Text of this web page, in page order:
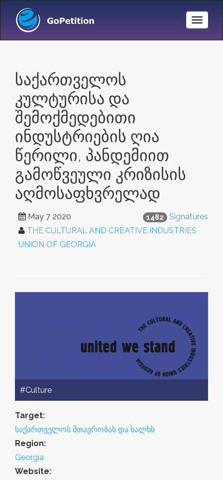
Toggle
საქართველოს
კულტურისა და
შემოქმედებითი
ინდუსტრიების ღია
წერილი, პანდემიით
გამოწვეული კრიზისის
აღმოსაფხვრელად
1482 Signatures
May 7 2020
THE CULTURAL AND CREATIVE INDUSTRIES
UNION OF GEORGIA
#Culture
Target:
საქართველოს მთავრობას და ხალხს
Region:
Georgia
Website: